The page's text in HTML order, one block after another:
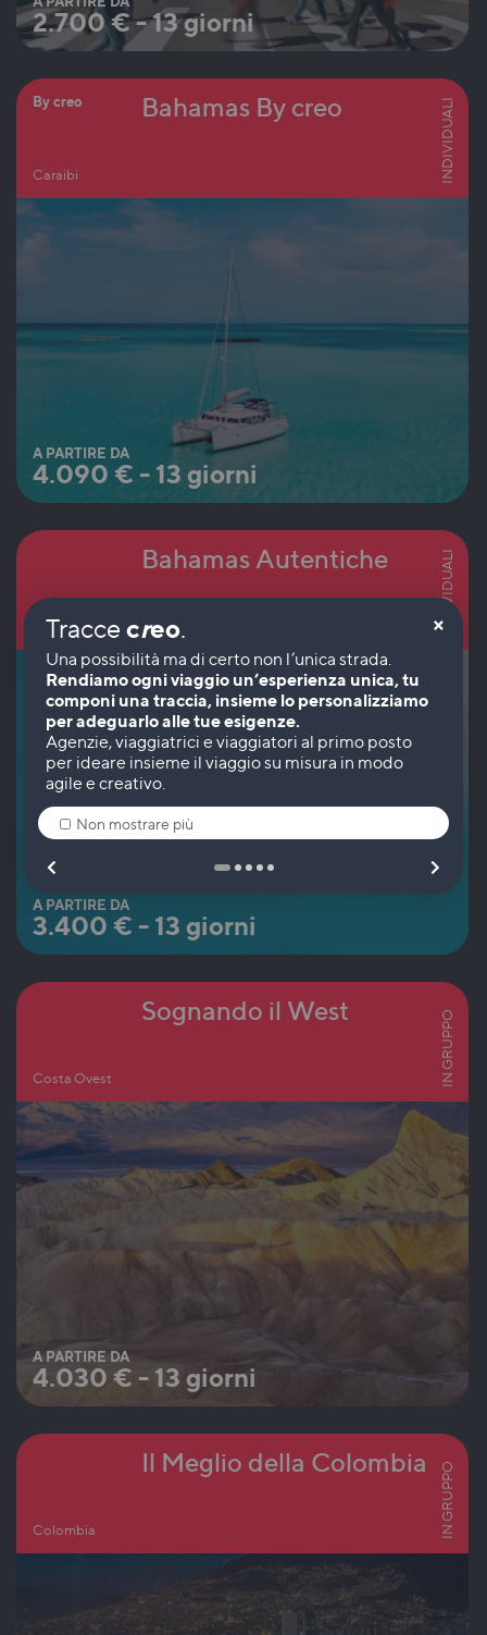
2.700€-13 giorni
By creo
Caraibi
Bahamas By creo INDIVIDUALI
A PARTIRE DA
4.090 € - 13 giorni
Costa Est
Bahamas Autentiche INDIVIDUALI
A PARTIRE DA
3.400 € - 13 giorni
Costa Ovest
Sognando il West IN GRUPPO
A PARTIRE DA
4.030 € - 13 giorni
Colombia
Il Meglio della Colombia IN GRUPPO
Traccecreo. ×
Rendiamo ogni viaggio un’esperienza unica, tu
componi una traccia, insieme lo personalizziamo
per adeguarlo alle tue esigenze.
Non mostrare più